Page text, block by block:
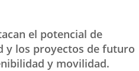
el potencial de
y los proyectos de futuro
y movilidad.